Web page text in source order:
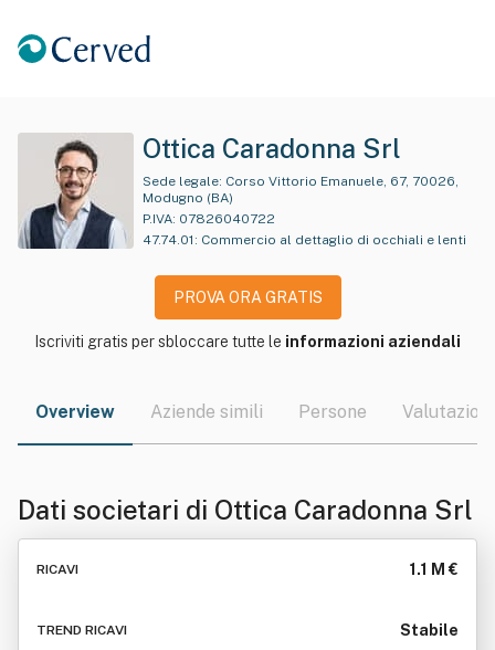
Ottica Caradonna Srl
Sede legale:
Modugno (BA)
P.IVA: 07826040722
47.74.01 : Commercio al dettaglio di occhiali e lenti
PROVA ORA GRATIS
Iscriviti gratis per sbloccare tutte le informazioni aziendali
Overview Aziende simili Persone Valutazioni
Dati societari di Ottica Caradonna Srl
RICAVI 1.1 M €
TREND RICAVI Stabile